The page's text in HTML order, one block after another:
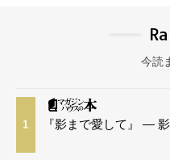
今読
1 『影まで愛して』 —